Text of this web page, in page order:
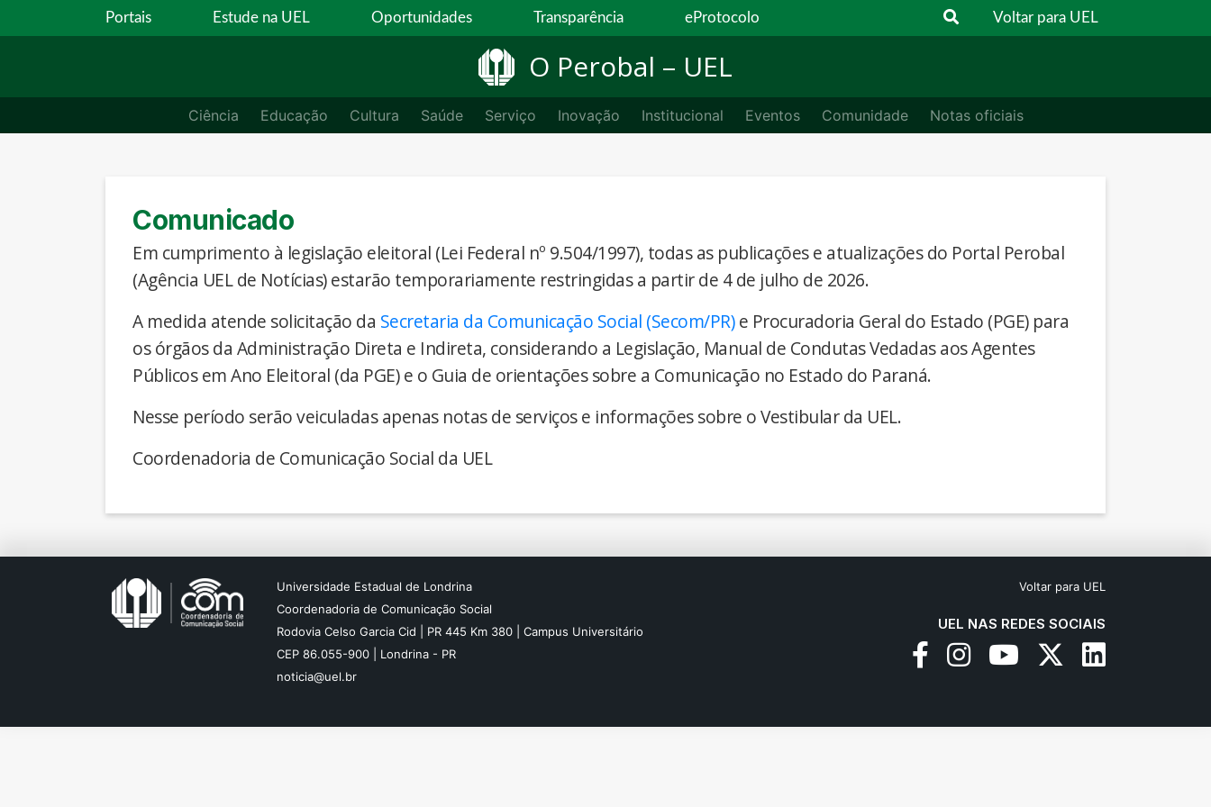
Portais Estude na UEL Oportunidades Transparência eProtocolo Voltar para UEL
O Perobal – UEL
Ciência Educação Cultura Saúde Serviço Inovação Institucional Eventos Comunidade Notas oficiais
Comunicado
Em cumprimento à legislação eleitoral (Lei Federal nº 9.504/1997), todas as publicações e atualizações do Portal Perobal
(Agência UEL de Notícias) estarão temporariamente restringidas a partir de 4 de julho de 2026.
A medida atende solicitação da Secretaria da Comunicação Social (Secom/PR)e Procuradoria Geral do Estado (PGE) para
os órgãos da Administração Direta e Indireta, considerando a Legislação, Manual de Condutas Vedadas aos Agentes
Públicos em Ano Eleitoral (da PGE) e o Guia de orientações sobre a Comunicação no Estado do Paraná.
Nesse período serão veiculadas apenas notas de serviços e informações sobre o Vestibular da UEL.
Coordenadoria de Comunicação Social da UEL
Universidade Estadual de Londrina
Coordenadoria de Comunicação Social
Rodovia Celso Garcia Cid | PR 445 Km 380 | Campus Universitário
CEP 86.055-900 | Londrina - PR
noticia@uel.br
Voltar para UEL
UEL NAS REDES SOCIAIS